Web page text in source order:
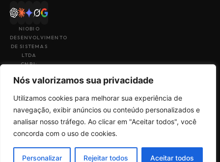
Nós valorizamos sua privacidade
Utilizamos cookies para melhorar sua experiência de
navegação, exibir anúncios ou conteúdo personalizados e
analisar nosso tráfego. Ao clicar em "Aceitar todos", você
concorda com o uso de cookies.
Personalizar Rejeitar todos Aceitar todos
NIOBIO
DESENVOLVIMENTO
DE SISTEMAS
LTDA
CNPJ:
49
Uma empresa do
grupoBig4Tech
Termos de Uso
Privacidade